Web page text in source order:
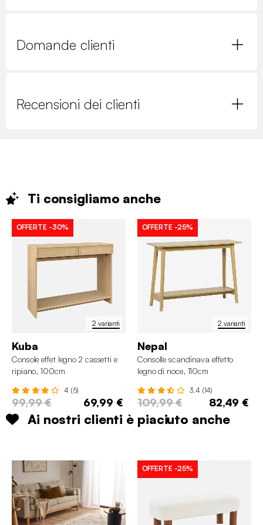
Domande clienti
Recensioni dei clienti
Ti consigliamo anche
2 varianti
OFFERTE -30%
Kuba
Console effet legno 2 cassetti e
ripiano, 100cm
4 (5)
99,99 € 69,99 €
2 varianti
OFFERTE -25%
Nepal
Consolle scandinava effetto
legno di noce, 110cm
3.4 (14)
109,99 € 82,49 €
Ai nostri clienti è piaciuto anche
OFFERTE -25%